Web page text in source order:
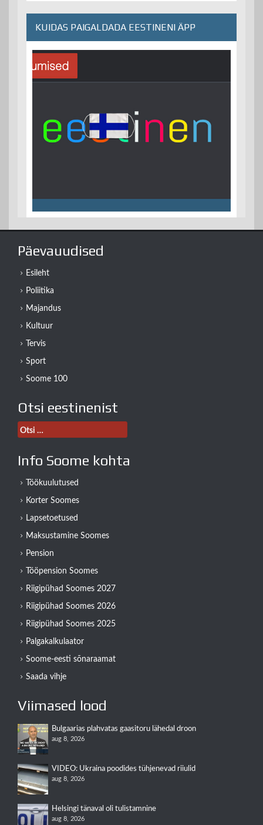
KUIDAS PAIGALDADA EESTINENI ÄPP
Päevauudised
Esileht
Poliitika
Majandus
Kultuur
Tervis
Sport
Soome 100
Otsi eestinenist
Otsi:
Info Soome kohta
Töökuulutused
Korter Soomes
Lapsetoetused
Maksustamine Soomes
Pension
Tööpension Soomes
Riigipühad Soomes 2027
Riigipühad Soomes 2026
Riigipühad Soomes 2025
Palgakalkulaator
Soome-eesti sõnaraamat
Saada vihje
Viimased lood
Bulgaarias plahvatas gaasitoru lähedal droon
aug 8, 2026
VIDEO: Ukraina poodides tühjenevad riiulid
aug 8, 2026
Helsingi tänaval oli tulistamnine
aug 8, 2026